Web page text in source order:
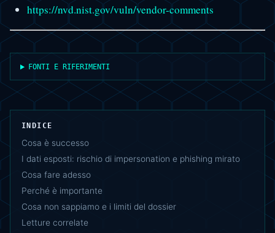
https://nvd.nist.gov/vuln/vendor-comments
FONTI E RIFERIMENTI
INDICE
Cosa è successo
I dati esposti: rischio di impersonation e phishing mirato
Cosa fare adesso
Perché è importante
Cosa non sappiamo e i limiti del dossier
Letture correlate